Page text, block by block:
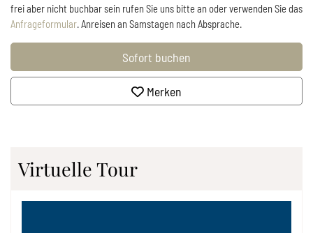
frei aber nicht buchbar sein rufen Sie uns bitte an oder verwenden Sie das
Anfrageformular . Anreisen an Samstagen nach Absprache.
Sofort buchen
Merken
Virtuelle Tour